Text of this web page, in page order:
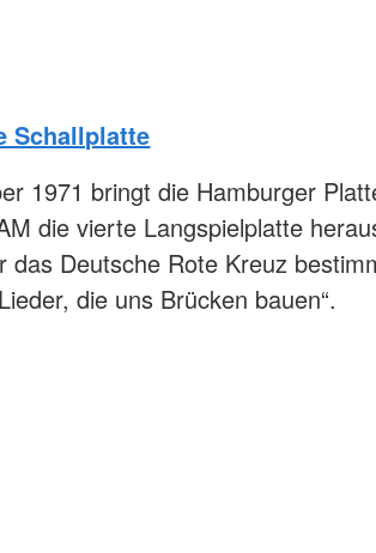
Schallplatte
1971 bringt die Hamburger
die vierte Langspielplatte
das Deutsche Rote Kreuz
die uns Brücken bauen“.